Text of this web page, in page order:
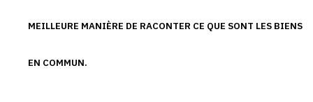
MEILLEURE MANIÈRE DE RACONTER CE QUE SONT LES BIENS
EN COMMUN.